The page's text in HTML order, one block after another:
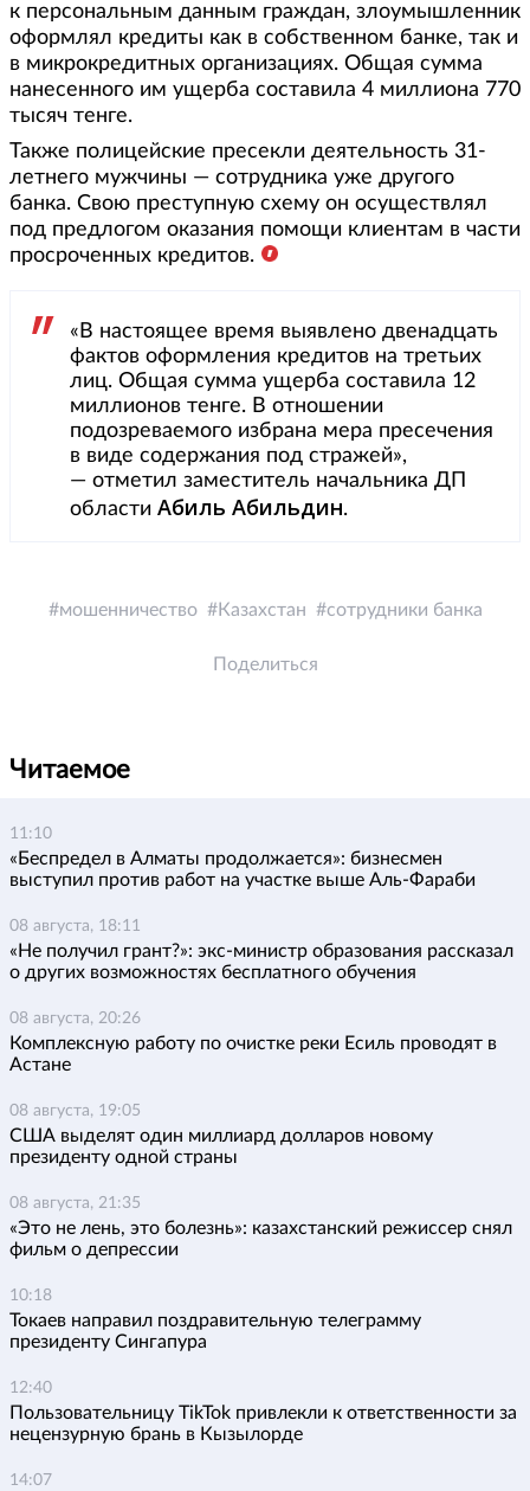
к персональным данным граждан, злоумышленник
оформлял кредиты как в собственном банке, так и
в микрокредитных организациях. Общая сумма
нанесенного им ущерба составила 4 миллиона 770
тысяч тенге.
Также полицейские пресекли деятельность 31-
летнего мужчины — сотрудника уже другого
банка. Свою преступную схему он осуществлял
под предлогом оказания помощи клиентам в части
просроченных кредитов.
«В настоящее время выявлено двенадцать
фактов оформления кредитов на третьих
лиц. Общая сумма ущерба составила 12
миллионов тенге. В отношении
подозреваемого избрана мера пресечения
в виде содержания под стражей»,
— отметил заместитель начальника ДП
области Абиль Абильдин.
мошенничество Казахстан сотрудники банка
Поделиться
Читаемое
11:10
«Беспредел в Алматы продолжается»: бизнесмен
выступил против работ на участке выше Аль-Фараби
08 августа, 18:11
«Не получил грант?»: экс-министр образования рассказал
о других возможностях бесплатного обучения
08 августа, 20:26
Комплексную работу по очистке реки Есиль проводят в
Астане
08 августа, 19:05
США выделят один миллиард долларов новому
президенту одной страны
08 августа, 21:35
«Это не лень, это болезнь»: казахстанский режиссер снял
фильм о депрессии
10:18
Токаев направил поздравительную телеграмму
президенту Сингапура
12:40
Пользовательницу TikTok привлекли к ответственности за
нецензурную брань в Кызылорде
14:07